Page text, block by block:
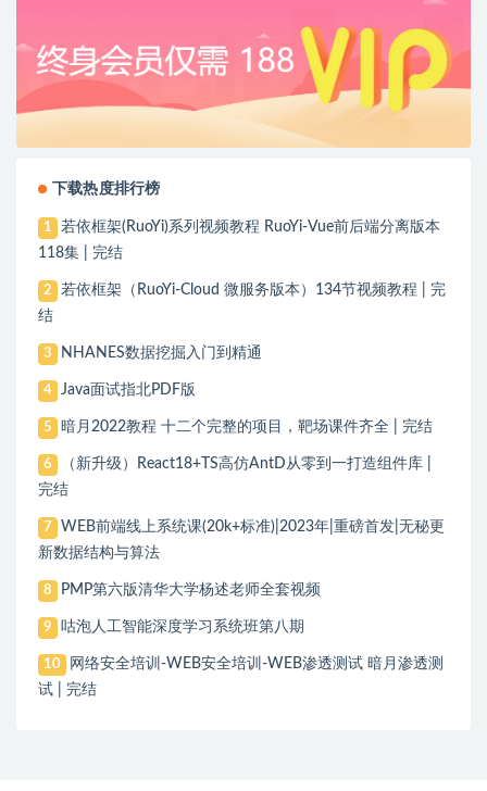
下载热度排行榜
1
若依框架(RuoYi)系列视频教程 RuoYi-Vue前后端分离版本
118集 | 完结
2
若依框架（RuoYi-Cloud 微服务版本）134节视频教程 | 完
结
3 NHANES数据挖掘入门到精通
4 Java面试指北PDF版
5 暗月2022教程 十二个完整的项目，靶场课件齐全 | 完结
6
（新升级）React18+TS高仿AntD从零到一打造组件库 |
完结
7
WEB前端线上系统课(20k+标准)|2023年|重磅首发|无秘更
新数据结构与算法
8 PMP第六版清华大学杨述老师全套视频
9 咕泡人工智能深度学习系统班第八期
10
网络安全培训-WEB安全培训-WEB渗透测试 暗月渗透测
试 | 完结